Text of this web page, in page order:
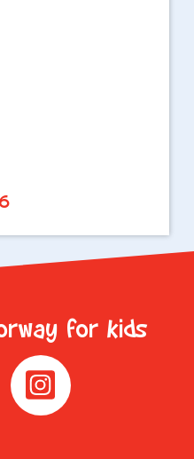
for kids